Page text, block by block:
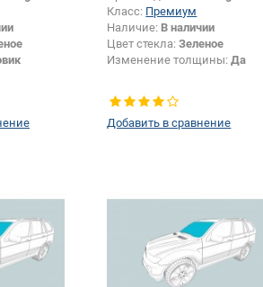
Класс: Премиум
Наличие: В наличии
Цвет стекла:Зеленое
Изменение толщины:Да
Добавить в сравнение